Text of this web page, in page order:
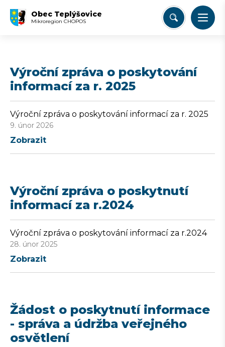
Obec Teplýšovice
Mikroregion CHOPOS
Výroční zpráva o poskytování
informací za r. 2025
Výroční zpráva o poskytování informací za r. 2025
9. únor 2026
Zobrazit
Výroční zpráva o poskytnutí
informací za r.2024
Výroční zpráva o poskytování informací za r.2024
28. únor 2025
Zobrazit
Žádost o poskytnutí informace
- správa a údržba veřejného
osvětlení